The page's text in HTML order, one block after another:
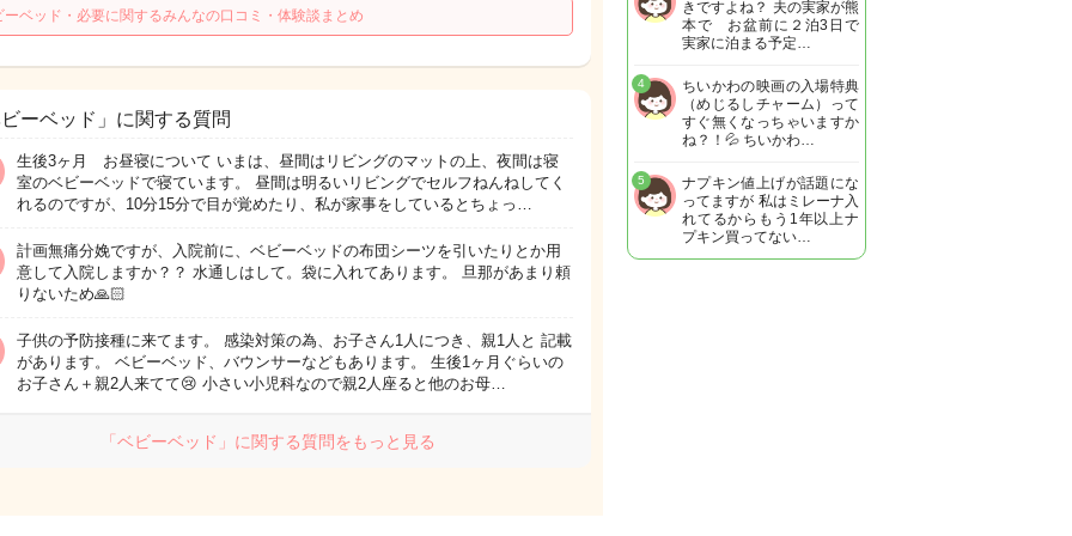
ーベッド・必要に関するみんなの口コミ・体験談まとめ
ーベッド」に関する質問
生後3ヶ月 お昼寝について いまは、昼間はリビングのマットの上、夜間は寝
室のベビーベッドで寝ています。 昼間は明るいリビングでセルフねんねしてく
れるのですが、10分15分で目が覚めたり、私が家事をしているとちょっ…
計画無痛分娩ですが、入院前に、ベビーベッドの布団シーツを引いたりとか用
意して入院しますか？？ 水通しはして。袋に入れてあります。 旦那があまり頼
りないため🙏🏻
子供の予防接種に来てます。 感染対策の為、お子さん1人につき、親1人と 記載
があります。 ベビーベッド、バウンサーなどもあります。 生後1ヶ月ぐらいの
お子さん＋親2人来てて😢 小さい小児科なので親2人座ると他のお母…
「ベビーベッド」に関する質問をもっと見る
きですよね？ 夫の実家が熊
本で お盆前に２泊3日で
実家に泊まる予定…
ちいかわの映画の入場特典
（めじるしチャーム）って
すぐ無くなっちゃいますか
ね？！💦 ちいかわ…
4
ナプキン値上げが話題にな
ってますが 私はミレーナ入
れてるからもう1年以上ナ
プキン買ってない…
5